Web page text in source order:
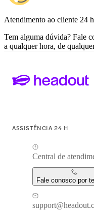
Atendimento ao cliente 24 h
Tem alguma dúvida? Fale
a qualquer hora, de
ASSISTÊNCIA 24 H
Central de
Fale conosco por